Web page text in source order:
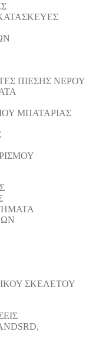
ΠΙΕΣΗΣ ΝΕΡΟΥ
ΜΠΑΤΑΡΙΑΣ
ΣΚΕΛΕΤΟΥ